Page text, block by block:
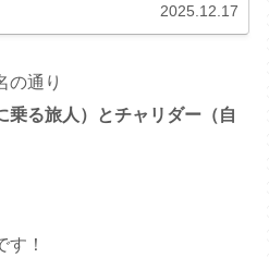
2025.12.17
の通り
乗る旅人）とチャリダー（自
す！